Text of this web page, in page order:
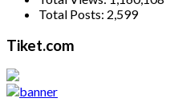
Total Posts: 2,599
Tiket.com